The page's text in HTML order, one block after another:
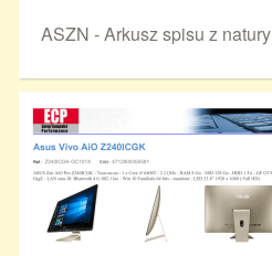
ASZN - Arkusz spisu z natury